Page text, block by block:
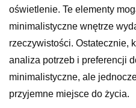
oświetlenie. Te elementy
minimalistyczne wnętrze
rzeczywistości. Ostatecznie,
analiza potrzeb i preferencji
minimalistyczne, ale
przyjemne miejsce do życia.